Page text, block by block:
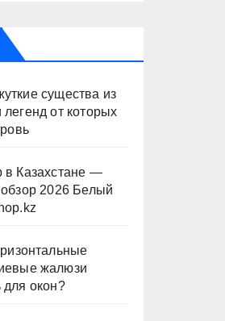
существа из
от которых
в Казахстане —
2026 Белый
жалюзи
для окон?